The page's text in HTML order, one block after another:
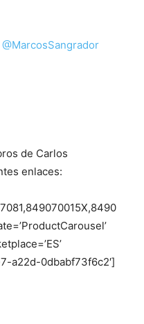
@MarcosSangrador
de Carlos
enlaces:
a22d-0dbabf73f6c2′]